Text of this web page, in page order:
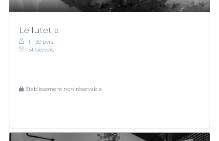
Le lutetia
1 - 50 pers.
St Gervais
Établissement non réservable